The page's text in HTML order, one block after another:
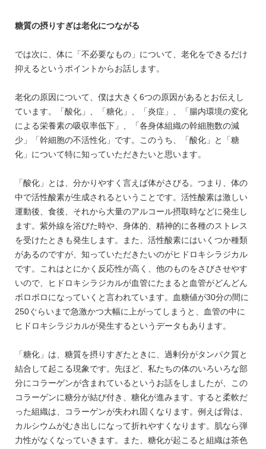
糖質の摂りすぎは老化につながる
では次に、体に「不必要なもの」について、老化をできるだけ
抑えるというポイントからお話します。
老化の原因について、僕は大きく6つの原因があるとお伝えし
ています。「酸化」、「糖化」、「炎症」、「腸内環境の変化
による栄養素の吸収率低下」、「各身体組織の幹細胞数の減
少」「幹細胞の不活性化」です。このうち、「酸化」と「糖
化」について特に知っていただきたいと思います。
「酸化」とは、分かりやすく言えば体がさびる。つまり、体の
中で活性酸素が生成されるということです。活性酸素は激しい
運動後、食後、それから大量のアルコール摂取時などに発生し
ます。紫外線を浴びた時や、身体的、精神的に各種のストレス
を受けたときも発生します。また、活性酸素にはいくつか種類
があるのですが、知っていただきたいのがヒドロキシラジカル
です。これはとにかく反応性が高く、他のものをさびさせやす
いので、ヒドロキシラジカルが血管にたまると血管がどんどん
ボロボロになっていくと言われています。血糖値が30分の間に
250ぐらいまで急激かつ大幅に上がってしまうと、血管の中に
ヒドロキシラジカルが発生するというデータもあります。
「糖化」は、糖質を摂りすぎたときに、過剰分がタンパク質と
結合して起こる現象です。先ほど、私たちの体のいろいろな部
分にコラーゲンが含まれているというお話をしましたが、この
コラーゲンに糖分が結び付き、糖化が進みます。すると柔軟だ
った組織は、コラーゲンが失われ固くなります。例えば骨は、
カルシウムがむき出しになって折れやすくなります。肌なら弾
力性がなくなっていきます。また、糖化が起こると組織は茶色